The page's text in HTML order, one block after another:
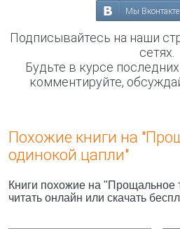
Мы Вконтакте
Подписывайтесь на наши
сетях.
Будьте в курсе
комментируйте,
Похожие книги на
одинокой цапли"
Книги похожие на "Прощальное
читать онлайн или скачать